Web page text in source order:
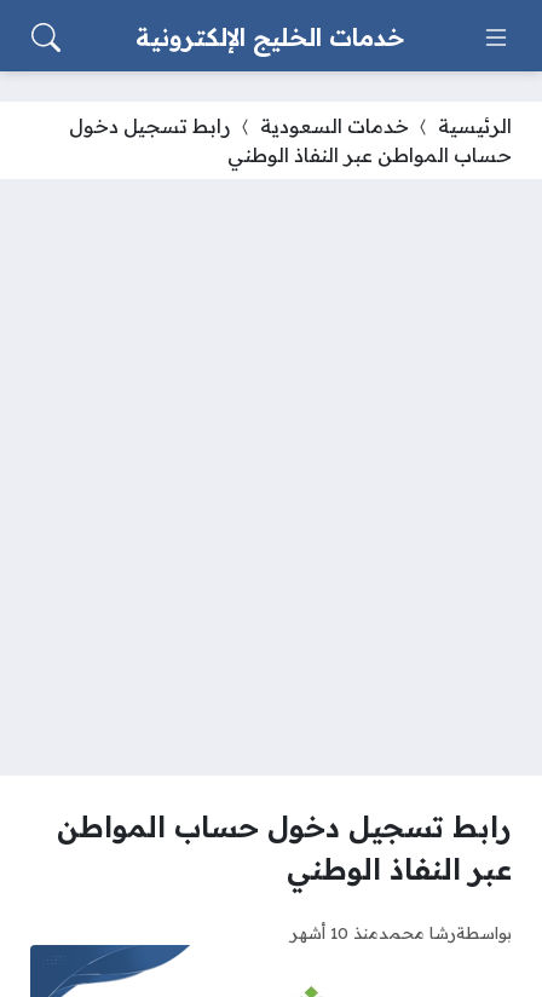
خدمات الخليج الإلكترونية
الرئيسية خدمات السعودية
رابط تسجيل دخول
حساب المواطن عبر النفاذ الوطني
رابط تسجيل دخول حساب المواطن
عبر النفاذ الوطني
بواسطةرشا محمدمنذ 10 أشهر